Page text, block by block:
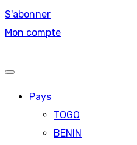
S'abonner
Mon compte
Pays
TOGO
BENIN